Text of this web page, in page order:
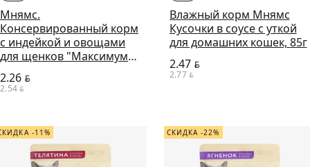
Мнямс.
Консервированный корм
с индейкой и овощами
для щенков "Максимум
вкуса". Мясное рагу, 85г
2.26 BYN
2.54 BYN
Влажный корм Мнямс
Кусочки в соусе с уткой
для домашних кошек, 85г
2.47BYN
2.77BYN
-11% СКИДКА -22%